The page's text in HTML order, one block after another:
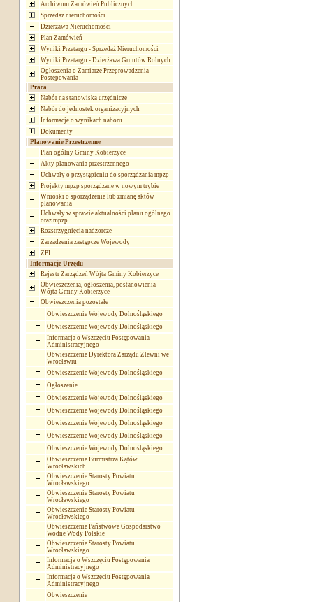
Archiwum Zamówień Publicznych
Sprzedaż nieruchomości
Dzierżawa Nieruchomości
Plan Zamówień
Wyniki Przetargu - Sprzedaż Nieruchomości
Wyniki Przetargu - Dzierżawa Gruntów Rolnych
Ogłoszenia o Zamiarze Przeprowadzenia
Postępowania
Praca
Nabór na stanowiska urzędnicze
Nabór do jednostek organizacyjnych
Informacje o wynikach naboru
Dokumenty
Planowanie Przestrzenne
Plan ogólny Gminy Kobierzyce
Akty planowania przestrzennego
Uchwały o przystąpieniu do sporządzania mpzp
Projekty mpzp sporządzane w nowym trybie
Wnioski o sporządzenie lub zmianę aktów
planowania
Uchwały w sprawie aktualności planu ogólnego
oraz mpzp
Rozstrzygnięcia nadzorcze
Zarządzenia zastępcze Wojewody
ZPI
Informacje Urzędu
Rejestr Zarządzeń Wójta Gminy Kobierzyce
Obwieszczenia, ogłoszenia, postanowienia
Wójta Gminy Kobierzyce
Obwieszczenia pozostałe
Obwieszczenie Wojewody Dolnośląskiego
Obwieszczenie Wojewody Dolnośląskiego
Informacja o Wszczęciu Postępowania
Administracyjnego
Obwieszczenie Dyrektora Zarządu Zlewni we
Wrocławiu
Obwieszczenie Wojewody Dolnośląskiego
Ogłoszenie
Obwieszczenie Wojewody Dolnośląskiego
Obwieszczenie Wojewody Dolnośląskiego
Obwieszczenie Wojewody Dolnośląskiego
Obwieszczenie Wojewody Dolnośląskiego
Obwieszczenie Wojewody Dolnośląskiego
Obwieszczenie Burmistrza Kątów
Wrocławskich
Obwieszczenie Starosty Powiatu
Wrocławskiego
Obwieszczenie Starosty Powiatu
Wrocławskiego
Obwieszczenie Starosty Powiatu
Wrocławskiego
Obwieszczenie Państwowe Gospodarstwo
Wodne Wody Polskie
Obwieszczenie Starosty Powiatu
Wrocławskiego
Informacja o Wszczęciu Postępowania
Administracyjnego
Informacja o Wszczęciu Postępowania
Administracyjnego
Obwieszczenie